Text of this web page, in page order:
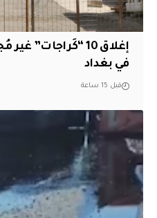
إغلاق 10 “كَراجات”
في بغداد
قبل 15 ساعة